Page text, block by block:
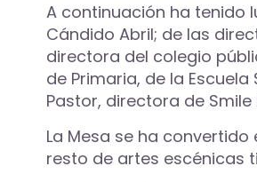
A continuación ha tenido
Cándido Abril; de las
directora del colegio
de Primaria, de la
Pastor, directora de Smile
La Mesa se ha
resto de artes escénicas